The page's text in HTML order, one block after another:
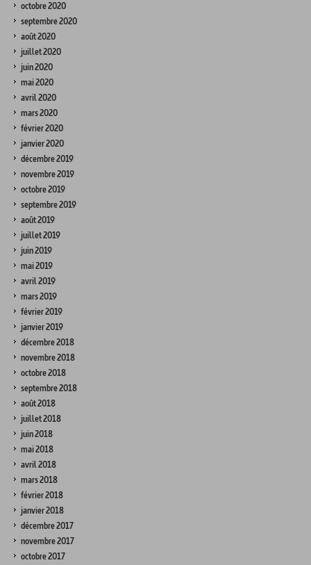
octobre 2020
septembre 2020
août 2020
juillet 2020
juin 2020
mai 2020
avril 2020
mars 2020
février 2020
janvier 2020
décembre 2019
novembre 2019
octobre 2019
septembre 2019
août 2019
juillet 2019
juin 2019
mai 2019
avril 2019
mars 2019
février 2019
janvier 2019
décembre 2018
novembre 2018
octobre 2018
septembre 2018
août 2018
juillet 2018
juin 2018
mai 2018
avril 2018
mars 2018
février 2018
janvier 2018
décembre 2017
novembre 2017
octobre 2017